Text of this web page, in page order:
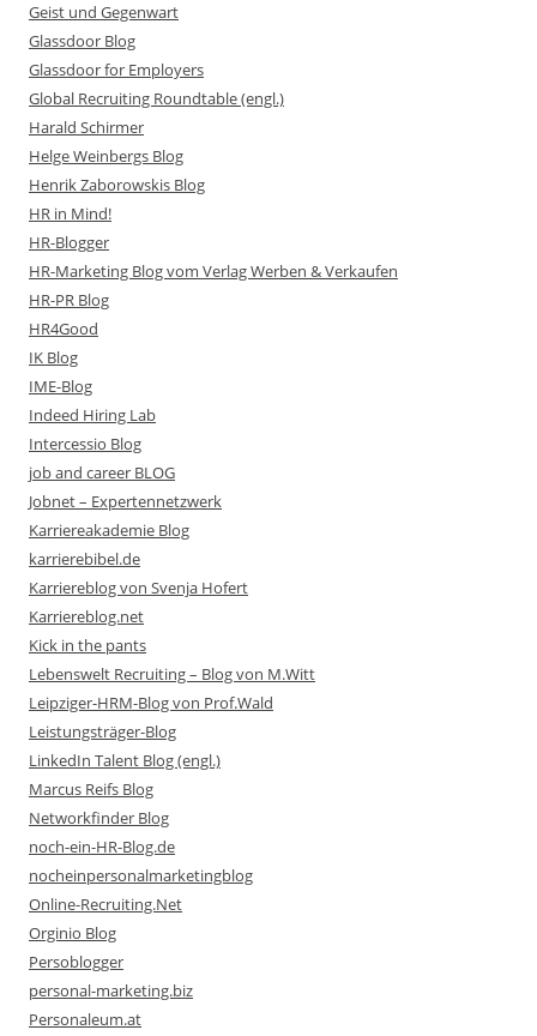
Geist und Gegenwart
Glassdoor Blog
Glassdoor for Employers
Global Recruiting Roundtable (engl.)
Harald Schirmer
Helge Weinbergs Blog
Henrik Zaborowskis Blog
HR in Mind!
HR-Blogger
HR-Marketing Blog vom Verlag Werben & Verkaufen
HR-PR Blog
HR4Good
IK Blog
IME-Blog
Indeed Hiring Lab
Intercessio Blog
job and career BLOG
Jobnet – Expertennetzwerk
Karriereakademie Blog
karrierebibel.de
Karriereblog von Svenja Hofert
Karriereblog.net
Kick in the pants
Lebenswelt Recruiting – Blog von M.Witt
Leipziger-HRM-Blog von Prof.Wald
Leistungsträger-Blog
LinkedIn Talent Blog (engl.)
Marcus Reifs Blog
Networkfinder Blog
noch-ein-HR-Blog.de
nocheinpersonalmarketingblog
Online-Recruiting.Net
Orginio Blog
Persoblogger
personal-marketing.biz
Personaleum.at